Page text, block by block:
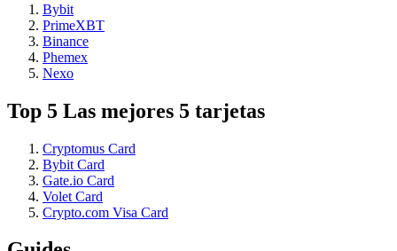
Bybit
PrimeXBT
Binance
Phemex
Nexo
Top 5 Las mejores 5 tarjetas
Cryptomus Card
Bybit Card
Gate.io Card
Volet Card
Crypto.com Visa Card